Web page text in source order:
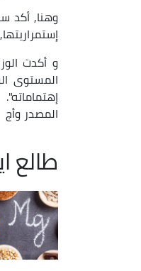
وهنا, أكد
و أكدت
المستوى
إهتماماته".
المصدر وأج
طالع